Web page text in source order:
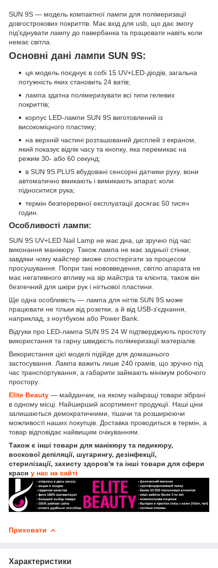
SUN 9S — модель компактної лампи для полімеризації
довгострокових покриттів. Має вхід для usb, що дає змогу
під'єднувати лампу до павербанка та працювати навіть коли
немає світла.
Основні дані лампи SUN 9S:
ця модель поєднує в собі 15 UV+LED-діодів, загальна
потужність яких становить 24 ватів;
лампа здатна полімеризувати всі типи гелевих
покриттів;
корпус LED-лампи SUN 9S виготовлений із
високоміцного пластику;
на верхній частині розташований дисплей з екраном,
який показує відлік часу та кнопку, яка перемикає на
режим 30- або 60 секунд;
в SUN 9S PLUS вбудовані сенсорні датчики руху, вони
автоматично вмикають і вимикають апарат, коли
підноситися рука;
термін безперервної експлуатації досягає 50 тисяч
годин.
Особливості лампи:
SUN 9S UV+LED Nail Lamp не має дна, це зручно під час
виконання манікюру. Також лампа не має задньої стінки,
завдяки чому майстер зможе спостерігати за процесом
просушування. Попри такі нововведення, світло апарата не
має негативного впливу на зір майстра та клієнта, також він
безпечний для шкіри рук і нігтьової пластини.
Ще одна особливість — лампа для нігтів SUN 9S може
працювати не тільки від розетки, а й від USB-з'єднання,
наприклад, з ноутбуком або Power Bank.
Відгуки про LED-лампа SUN 9S 24 W підтверджують простоту
використання та гарну швидкість полімеризації матеріалів.
Використання цієї моделі підійде для домашнього
застосування. Лампа важить лише 240 грамів, що зручно під
час транспортування, а габарити займають мінімум робочого
простору.
Elite Beauty — майданчик, на якому найкращі товари зібрані
в одному місці. Найширший асортимент продукції. Наші ціни
залишаються демократичними, тішачи та розширюючи
можливості наших покупців. Доставка проводиться в термін, а
товар відповідає найвищим очікуванням.
Також є інші товари для манікюру та педикюру,
воскової депіляції, шугарингу, дезінфекції,
стерилізації, захисту здоров'я та інші товари для сфери
краси у нас на сайті
Приховати
Характеристики